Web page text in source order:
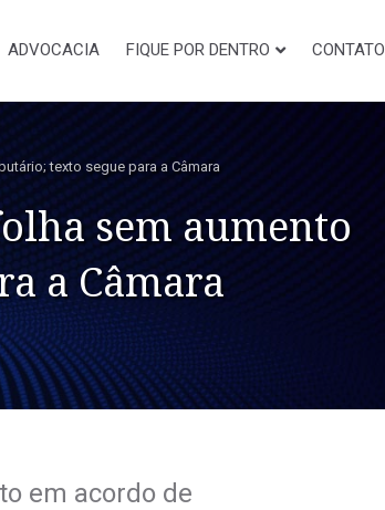
ADVOCACIA FIQUE POR DENTRO CONTATO
texto segue para a Câmara
sem aumento
a Câmara
em acordo de